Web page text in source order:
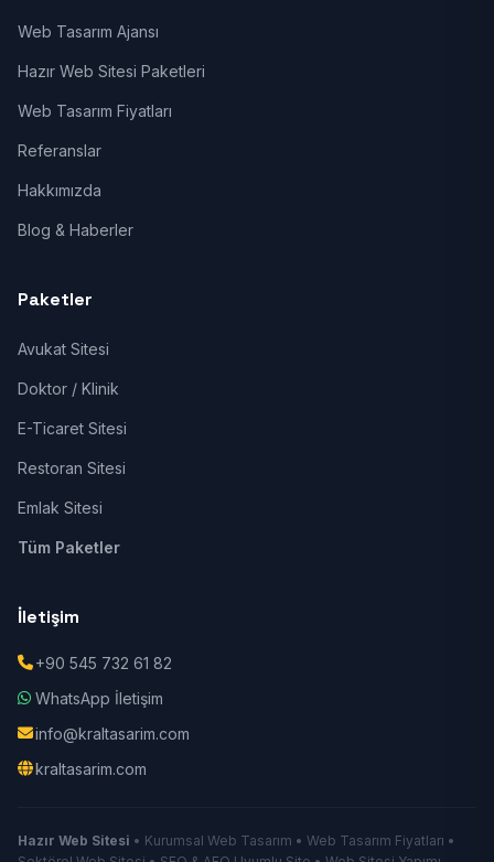
Web Tasarım Ajansı
Hazır Web Sitesi Paketleri
Web Tasarım Fiyatları
Referanslar
Hakkımızda
Blog & Haberler
Paketler
Avukat Sitesi
Doktor / Klinik
E-Ticaret Sitesi
Restoran Sitesi
Emlak Sitesi
Tüm Paketler
İletişim
+90 545 732 61 82
WhatsApp İletişim
info@kraltasarim.com
kraltasarim.com
Hazır Web Sitesi • Kurumsal Web Tasarım • Web Tasarım Fiyatları •